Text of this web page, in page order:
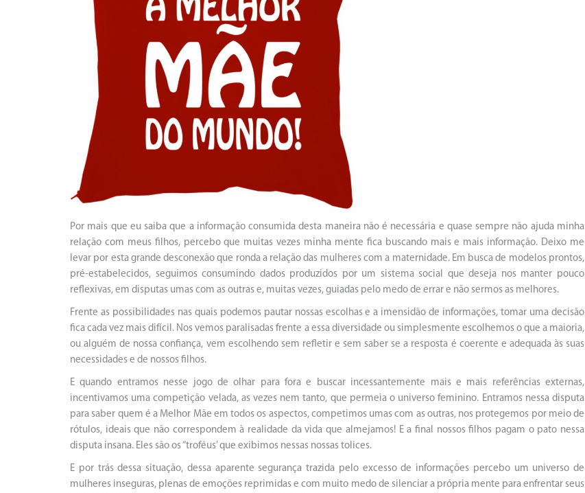
Por mais que eu saiba que a informação consumida desta maneira não é necessária e quase sempre não ajuda minha
relação com meus filhos, percebo que muitas vezes minha mente fica buscando mais e mais informação. Deixo me
levar por esta grande desconexão que ronda a relação das mulheres com a maternidade. Em busca de modelos prontos,
pré-estabelecidos, seguimos consumindo dados produzidos por um sistema social que deseja nos manter pouco
reflexivas, em disputas umas com as outras e, muitas vezes, guiadas pelo medo de errar e não sermos as melhores.
Frente as possibilidades nas quais podemos pautar nossas escolhas e a imensidão de informações, tomar uma decisão
fica cada vez mais difícil. Nos vemos paralisadas frente a essa diversidade ou simplesmente escolhemos o que a maioria,
ou alguém de nossa confiança, vem escolhendo sem refletir e sem saber se a resposta é coerente e adequada às suas
necessidades e de nossos filhos.
E quando entramos nesse jogo de olhar para fora e buscar incessantemente mais e mais referências externas,
incentivamos uma competição velada, as vezes nem tanto, que permeia o universo feminino. Entramos nessa disputa
para saber quem é a Melhor Mãe em todos os aspectos, competimos umas com as outras, nos protegemos por meio de
rótulos, ideais que não correspondem à realidade da vida que almejamos! E a final nossos filhos pagam o pato nessa
disputa insana. Eles são os “troféus’ que exibimos nessas nossas tolices.
E por trás dessa situação, dessa aparente segurança trazida pelo excesso de informações percebo um universo de
mulheres inseguras, plenas de emoções reprimidas e com muito medo de silenciar a própria mente para enfrentar seus